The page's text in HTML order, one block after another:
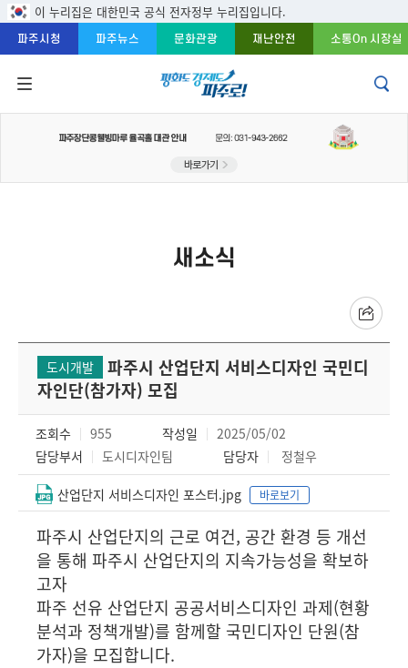
본문 바로가기
주메뉴 바로가기
푸터 바로가기
이 누리집은 대한민국 공식 전자정부 누리집입니다.
파주시청 파주뉴스 문화관광 재난안전 소통On 시장실
새소식
도시개발
파주시 산업단지 서비스디자인 국민디
자인단(참가자) 모집
조회수 955 작성일
2025/05/02
담당부서
도시디자인팀 담당자 정철우
산업단지 서비스디자인 포스터.jpg 바로보기
파주시 산업단지의 근로 여건, 공간 환경 등 개선
을 통해 파주시 산업단지의 지속가능성을 확보하
고자
파주 선유 산업단지 공공서비스디자인 과제(현황
분석과 정책개발)를 함께할 국민디자인 단원(참
가자)을 모집합니다.